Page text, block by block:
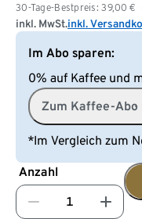
30-Tage-Bestpreis: 39,00 €
inkl. MwSt.inkl.
Im Abo sparen:
0% auf Kaffee und
Zum Kaffee-Abo
*Im Vergleich zum
Anzahl